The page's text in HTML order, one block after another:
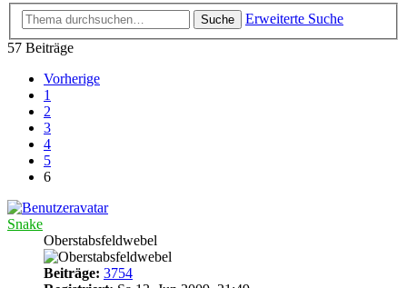
Suche
Erweiterte Suche
57 Beiträge
Vorherige
1
2
3
4
5
6
Snake
Oberstabsfeldwebel
Beiträge: 3754